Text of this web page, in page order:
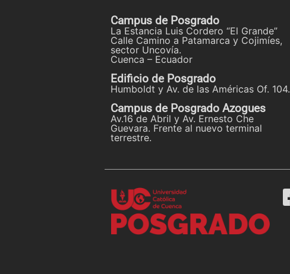
Campus de Posgrado
La Estancia Luis Cordero “El Grande”
Calle Camino a Patamarca y Cojimíes,
sector Uncovía.
Cuenca – Ecuador
Edificio de Posgrado
Humboldt y Av. de las Américas Of. 104.
Campus de Posgrado Azogues
Av.16 de Abril y Av. Ernesto Che
Guevara. Frente al nuevo terminal
terrestre.